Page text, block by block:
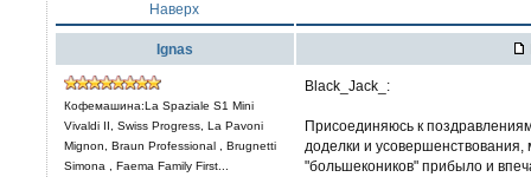
Наверх
Ignas
Кофемашина:La Spaziale S1 Mini
Vivaldi II, Swiss Progress, La Pavoni
Mignon, Braun Professional , Brugnetti
Simona , Faema Family First...
Black_Jack_:
Присоединяюсь к
доделки и усовершенствования,
"большекоников" прибыло и